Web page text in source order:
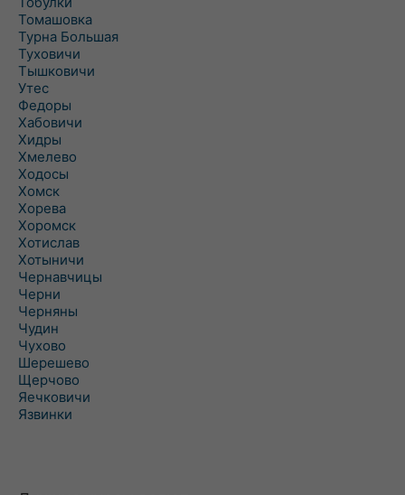
Томашовка
Турна Большая
Туховичи
Тышковичи
Утес
Федоры
Хабовичи
Хидры
Хмелево
Ходосы
Хомск
Хорева
Хоромск
Хотислав
Хотыничи
Чернавчицы
Черни
Черняны
Чудин
Чухово
Шерешево
Щерчово
Яечковичи
Язвинки